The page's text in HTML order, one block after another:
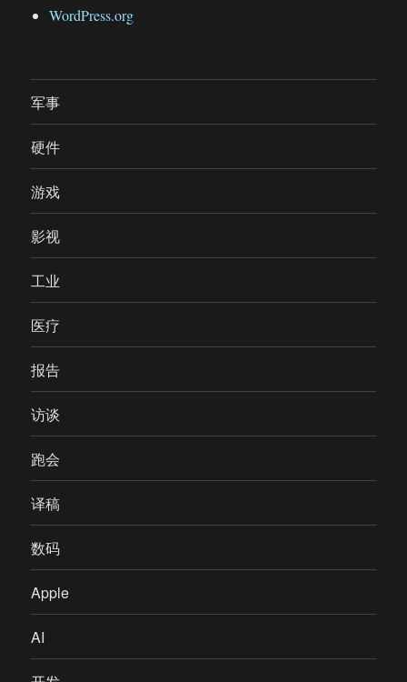
WordPress.org
军事
硬件
游戏
影视
工业
医疗
报告
访谈
跑会
译稿
数码
Apple
AI